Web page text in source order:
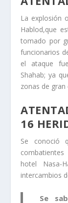
La explosión
Hablod,que
tomado por
funcionarios
el ataque
Shahab; ya
zonas de
16
Se conoció
hotel Nasa-
intercambios
Se